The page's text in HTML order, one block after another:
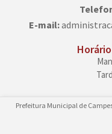
E-mail:
Prefeitura Municipal de